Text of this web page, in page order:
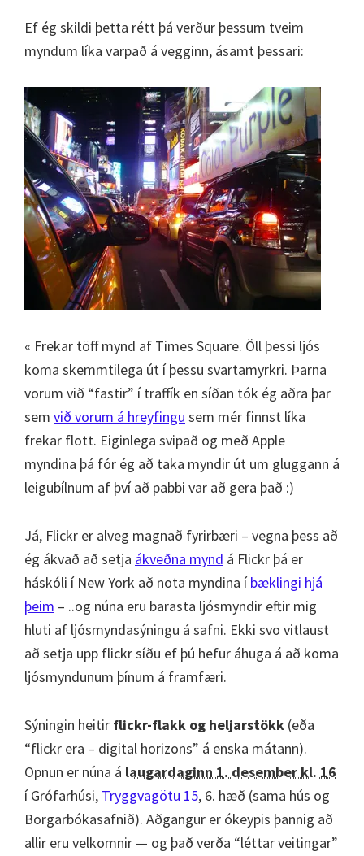
Ef ég skildi þetta rétt þá verður þessum tveim
myndum líka varpað á vegginn, ásamt þessari:
« Frekar töff mynd af Times Square. Öll þessi ljós
koma skemmtilega út í þessu svartamyrkri. Þarna
vorum við “fastir” í traffík en síðan tók ég aðra þar
sem við vorum á hreyfingu sem mér finnst líka
frekar flott. Eiginlega svipað og með Apple
myndina þá fór ég að taka myndir út um gluggann á
leigubílnum af því að pabbi var að gera það :)
Já, Flickr er alveg magnað fyrirbæri – vegna þess að
ég ákvað að setja ákveðna mynd á Flickr þá er
háskóli í New York að nota myndina íbæklingi hjá
þeim – ..og núna eru barasta ljósmyndir eftir mig
hluti af ljósmyndasýningu á safni. Ekki svo vitlaust
að setja upp flickr síðu ef þú hefur áhuga á að koma
ljósmyndunum þínum á framfæri.
Sýningin heitir flickr-flakk og heljarstökk (eða
“flickr era – digital horizons” á enska mátann).
Opnun er núna á laugardaginn 1. desember kl. 16
íGrófarhúsi, Tryggvagötu 15, 6. hæð (sama hús og
Borgarbókasafnið). Aðgangur er ókeypis þannig að
allir eru velkomnir — og það verða “léttar veitingar”